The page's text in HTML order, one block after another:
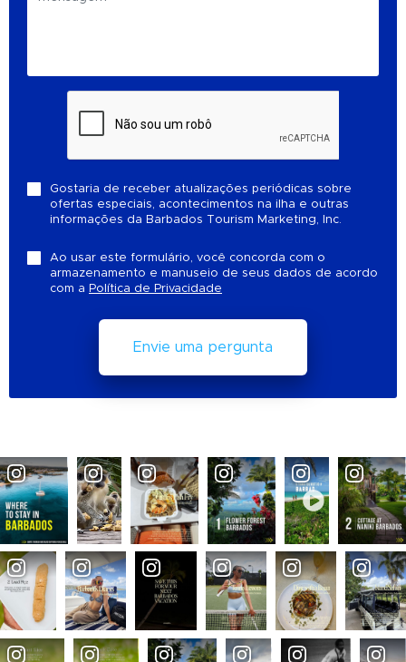
Gostaria de receber atualizações periódicas sobre
ofertas especiais, acontecimentos na ilha e outras
informações da Barbados Tourism Marketing, Inc.
Ao usar este formulário, você concorda com o
armazenamento e manuseio de seus dados de acordo
com a Política de Privacidade